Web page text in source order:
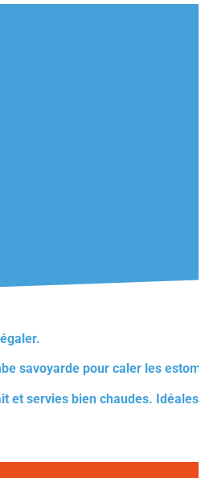
savoyarde pour caler les
servies bien chaudes. Idéales